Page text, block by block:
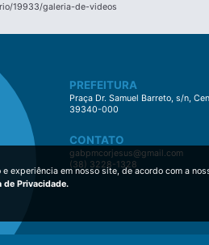
19933/galeria-de-videos
PREFEITURA
Praça Dr. Samuel Barreto, s/n,
39340-000
CONTATO
gabpmcorjesus@gmail.com
(38) 3228-1328
experiência em nosso site, de acordo com a
de Privacidade.